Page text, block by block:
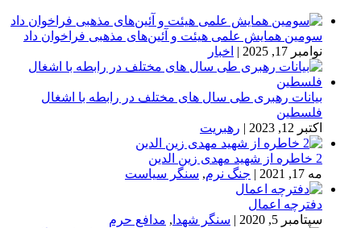
سومین همایش علمی هیئت و آئین‌های مذهبی فراخوان داد
نوامبر 17, 2025
| اخبار
بیانات رهبری طی سال های مختلف در رابطه با اشغال
فلسطین
اکتبر 12, 2023
| رهبریت
2 خاطره از شهید مهدی زین الدین
مه 17, 2021
| جنگ نرم, سنگر سیاست
دفترچه اعمال
سپتامبر 5, 2020
| سنگر شهدا , مدافع حرم